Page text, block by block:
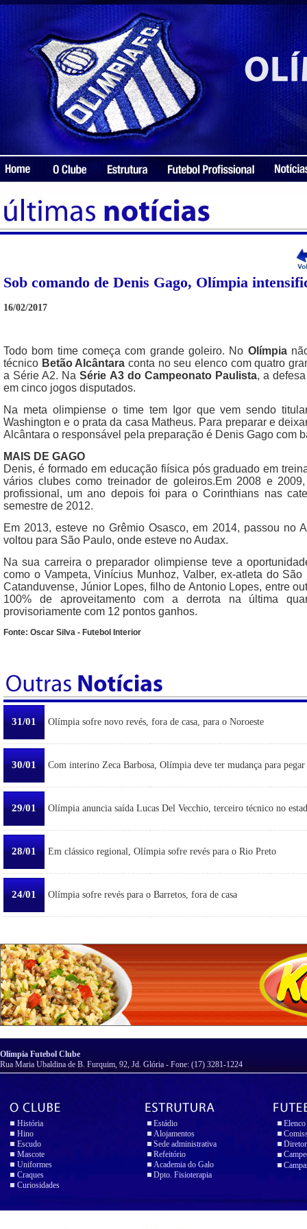
Sob comando de Denis Gago, Olímpia
16/02/2017
Todo bom time começa com grande goleiro. No Olímpia
técnico Betão Alcântaraconta no seu elenco com quatro
a Série A2. NaSérie A3 do Campeonato Paulista, a
em cinco jogos disputados.
Na meta olimpiense o time tem Igor que vem sendo
Washington e o prata da casa Matheus. Para preparar e
Alcântara o responsável pela preparação é Denis Gago com
MAIS DE GAGO
Denis, é formado em educação fiísica pós graduado em
vários clubes como treinador de goleiros.Em 2008 e
profissional, um ano depois foi para o Corinthians nas
semestre de 2012.
Em 2013, esteve no Grêmio Osasco, em 2014, passou no
voltou para São Paulo, onde esteve no Audax.
Na sua carreira o preparador olimpiense teve a
como o Vampeta, Vinícius Munhoz, Valber, ex-atleta do
Catanduvense, Júnior Lopes, filho de Antonio Lopes, entre
100% de aproveitamento com a derrota na última
provisoriamente com 12 pontos ganhos.
Fonte: Oscar Silva - Futebol Interior
31/01 Olímpia sofre novo revés, fora de casa, para o Noroeste
30/01 Com interino Zeca Barbosa, Olímpia deve ter mudança para pegar
29/01 Olímpia anuncia saída Lucas Del Vecchio, terceiro técnico no
28/01 Em clássico regional, Olímpia sofre revés para o Rio Preto
24/01 Olímpia sofre revés para o Barretos, fora de casa
Olímpia Futebol Clube
Rua Maria Ubaldina de B. Furquim, 92, Jd. Glória - Fone: (17) 3281-1224
História
Hino
Escudo
Mascote
Uniformes
Craques
Curiosidades
Estádio
Alojamentos
Sede administrativa
Refeitório
Academia do Galo
Dpto. Fisioterapia
Elenco